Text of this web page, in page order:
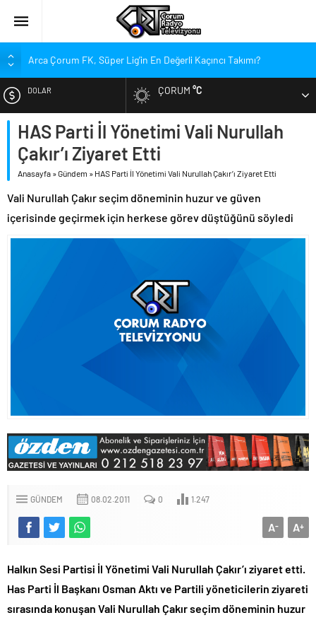
Arca Çorum FK, Süper Lig’in En Değerli Kaçıncı Takımı?
Kırmızı Kanatlar’dan Kadınlara Çağrı
Arca Çorum FK’nin Yeni Sponsorları Kim?
Arca Çorum FK’de İki İsim Gündemde, Bir İsim Ayrılıyor
Tritikale ve Ayçiçeği Tarlalarında Verim Mesaisi
Hastanede Emzirme Farkındalığı Etkinliği
Perakende Sektörüne Nitelikli Eleman Yetiştirilecek
DOLAR
EURO
ALTIN
BIST
ÇORUM°C
HAS Parti İl Yönetimi Vali Nurullah
Çakır’ı Ziyaret Etti
Anasayfa »Gündem » HAS Parti İl Yönetimi Vali Nurullah Çakır’ı Ziyaret Etti
Vali Nurullah Çakır seçim döneminin huzur ve güven
içerisinde geçirmek için herkese görev düştüğünü söyledi
GÜNDEM 08.02.2011 0 1.247
A+
A-
Halkın Sesi Partisi İl Yönetimi Vali Nurullah Çakır’ı ziyaret etti.
Has Parti İl Başkanı Osman Aktı ve Partili yöneticilerin ziyareti
sırasında konuşan Vali Nurullah Çakır seçim döneminin huzur